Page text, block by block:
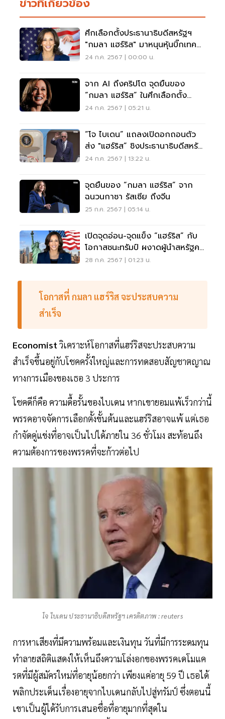
ศึกเลือกตั้งประธานาธิบดีสหรัฐฯ
"กมลา แฮร์ริส" มาหนุนหุ้นบิ๊กเทค
ฟื้น
24 ก.ค. 2567 | 00:00 น.
จาก AI ถึงคริปโต จุดยืนของ
“กมลา แฮร์ริส” ในศึกเลือกตั้ง
สหรัฐฯ
24 ก.ค. 2567 | 05:21 น.
“โจ ไบเดน” แถลงเปิดอกถอนตัว
ส่ง "แฮร์ริส” ชิงประธานาธิบดีสหรัฐ
พรุ่งนี้
24 ก.ค. 2567 | 13:22 น.
จุดยืนของ “กมลา แฮร์ริส” จาก
ฉนวนกาซา รัสเซีย ถึงจีน
25 ก.ค. 2567 | 05:14 น.
เปิดจุดอ่อน-จุดแข็ง “แฮร์ริส” กับ
โอกาสชนะทรัมป์ ผงาดผู้นำสหรัฐคน
ใหม่
28 ก.ค. 2567 | 01:23 น.
โอกาสที่ กมลา แฮร์ริส จะประสบความ
สำเร็จ
Economistวิเคราะห์โอกาสที่แฮร์ริสจะประสบความ
สำเร็จขึ้นอยู่กับโชคครั้งใหญ่และการทดสอบสัญชาตญาณ
ทางการเมืองของเธอ 3 ประการ
โชคดีก็คือ ความดื้อรั้นของไบเดน หากเขายอมแพ้เร็วกว่านี้
พรรคอาจจัดการเลือกตั้งขั้นต้นและแฮร์ริสอาจแพ้ แต่เธอ
กำจัดคู่แข่งที่อาจเป็นไปได้ภายใน 36 ชั่วโมง สะท้อนถึง
ความต้องการของพรรคที่จะก้าวต่อไป
โจ ไบเดน ประธานาธิบดีสหรัฐฯ เครดิตภาพ : reuters
การหาเสียงที่มีความพร้อมและเงินทุน วันที่มีการระดมทุน
ทำลายสถิติแสดงให้เห็นถึงความโล่งอกของพรรคเดโมแค
รตที่มีผู้สมัครใหม่ที่อายุน้อยกว่า เพียงแค่อายุ 59 ปี เธอได้
พลิกประเด็นเรื่องอายุจากไบเดนกลับไปสู่ทรัมป์ ซึ่งตอนนี้
เขาเป็นผู้ได้รับการเสนอชื่อที่อายุมากที่สุดใน